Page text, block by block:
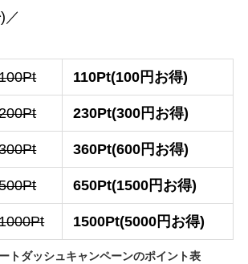
／
110Pt(100円お得)
230Pt(300円お得)
360Pt(600円お得)
650Pt(1500円お得)
1500Pt(5000円お得)
トダッシュキャンペーンのポイント表